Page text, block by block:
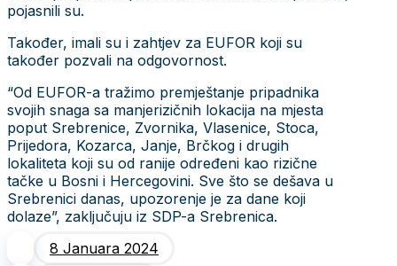
pojasnili su.
Također, imali su i zahtjev za EUFOR koji su
također pozvali na odgovornost.
“Od EUFOR-a tražimo premještanje pripadnika
svojih snaga sa manjerizičnih lokacija na mjesta
poput Srebrenice, Zvornika, Vlasenice, Stoca,
Prijedora, Kozarca, Janje, Brčkog i drugih
lokaliteta koji su od ranije određeni kao rizične
tačke u Bosni i Hercegovini. Sve što se dešava u
Srebrenici danas, upozorenje je za dane koji
dolaze”, zaključuju iz SDP-a Srebrenica.
8 Januara 2024